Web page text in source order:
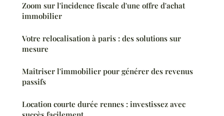
Zoom sur l'incidence fiscale d'une offre d'achat
immobilier
Votre relocalisation à paris : des solutions sur
mesure
Maîtriser l'immobilier pour générer des revenus
passifs
Location courte durée rennes : investissez avec